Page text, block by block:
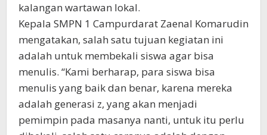
kalangan wartawan lokal.
Kepala SMPN 1 Campurdarat Zaenal Komarudin
mengatakan, salah satu tujuan kegiatan ini
adalah untuk membekali siswa agar bisa
menulis. “Kami berharap, para siswa bisa
menulis yang baik dan benar, karena mereka
adalah generasi z, yang akan menjadi
pemimpin pada masanya nanti, untuk itu perlu